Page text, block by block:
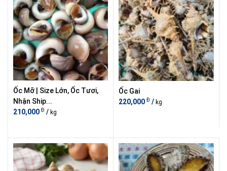
Ốc Mỡ | Size Lớn, Ốc Tươi,
Nhận Ship...
210,000 Đ / kg
Ốc Gai
220,000 Đ / kg